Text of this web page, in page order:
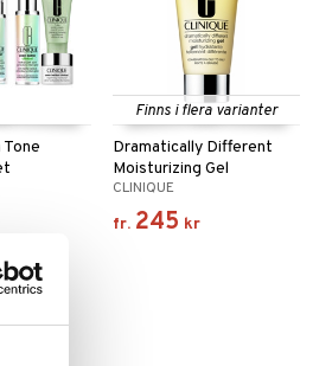
Tone
Finns i flera varianter
Dramatically Different
Moisturizing Gel
CLINIQUE
fr. 245 kr